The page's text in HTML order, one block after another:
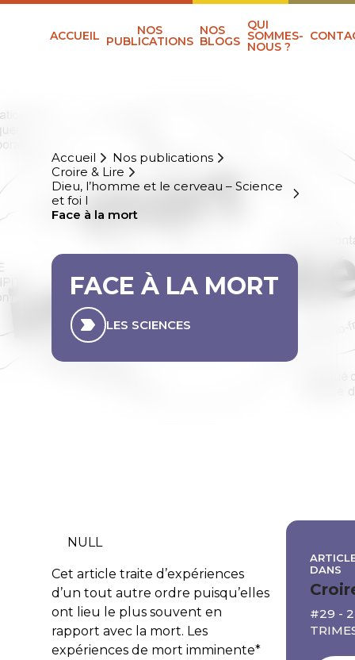
ACCUEIL NOS
PUBLICATIONS
NOS
BLOGS
QUI
SOMMES-
NOUS ?
Accueil
Nos publications
Croire & Lire
Dieu, l’homme et le cerveau – Science
et foi I
Face à la mort
FACE À LA MORT
LES SCIENCES
NULL
Cet article traite d’expériences
d’un tout autre ordre puisqu’elles
ont lieu le plus souvent en
rapport avec la mort. Les
expériences de mort imminente*
DANS
#29 -